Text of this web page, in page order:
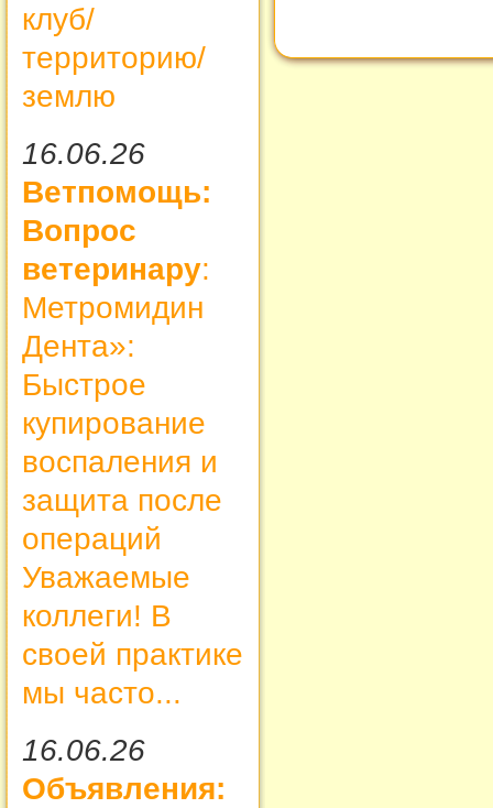
клуб/
территорию/
землю
16.06.26
Ветпомощь:
Вопрос
ветеринару:
Метромидин
Дента»:
Быстрое
купирование
воспаления и
защита после
операций
Уважаемые
коллеги! В
своей практике
мы часто...
16.06.26
Объявления: